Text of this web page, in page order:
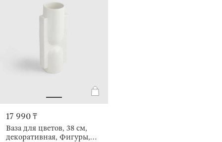
17 990 ₸
Ваза для цветов, 38 см,
декоративная, Фигуры,